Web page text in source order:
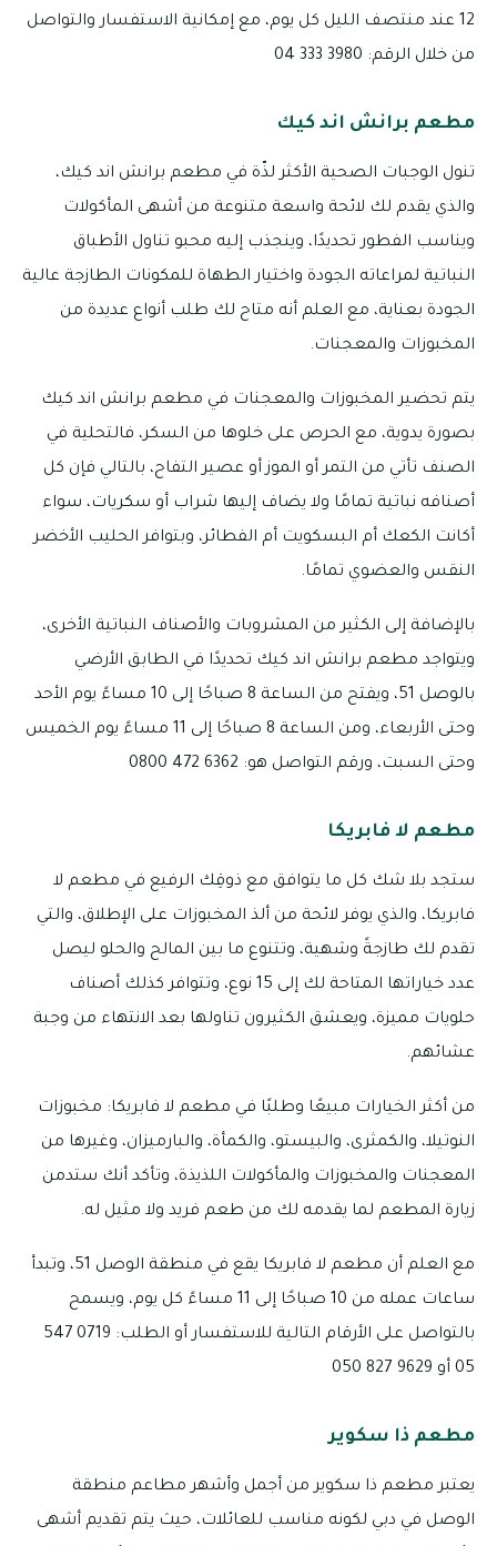
12 عند منتصف الليل كل يوم، مع إمكانية الاستفسار والتواصل
من خلال الرقم: 3980 333 04
مطعم برانش اند كيك
تنول الوجبات الصحية الأكثر لذّة في مطعم برانش اند كيك،
والذي يقدم لك لائحة واسعة متنوعة من أشهى المأكولات
ويناسب الفطور تحديدًا، وينجذب إليه محبو تناول الأطباق
النباتية لمراعاته الجودة واختيار الطهاة للمكونات الطازجة عالية
الجودة بعناية، مع العلم أنه متاح لك طلب أنواع عديدة من
المخبوزات والمعجنات.
يتم تحضير المخبوزات والمعجنات في مطعم برانش اند كيك
بصورة يدوية، مع الحرص على خلوها من السكر، فالتحلية في
الصنف تأتي من التمر أو الموز أو عصير التفاح، بالتالي فإن كل
أصنافه نباتية تمامًا ولا يضاف إليها شراب أو سكريات، سواء
أكانت الكعك أم البسكويت أم الفطائر، وبتوافر الحليب الأخضر
النقس والعضوي تمامًا.
بالإضافة إلى الكثير من المشروبات والأصناف النباتية الأخرى،
ويتواجد مطعم برانش اند كيك تحديدًا في الطابق الأرضي
بالوصل 51، ويفتح من الساعة 8 صباحًا إلى 10 مساءً يوم الأحد
وحتى الأربعاء، ومن الساعة 8 صباحًا إلى 11 مساءً يوم الخميس
وحتى السبت، ورقم التواصل هو: 6362 472 0800
مطعم لا فابريكا
ستجد بلا شك كل ما يتوافق مع ذوقِك الرفيع في مطعم لا
فابريكا، والذي يوفر لائحة من ألذ المخبوزات على الإطلاق، والتي
تقدم لك طازجةً وشهية، وتتنوع ما بين المالح والحلو ليصل
عدد خياراتها المتاحة لك إلى 15 نوع، وتتوافر كذلك أصناف
حلويات مميزة، ويعشق الكثيرون تناولها بعد الانتهاء من وجبة
عشائهم.
من أكثر الخيارات مبيعًا وطلبًا في مطعم لا فابريكا: مخبوزات
النوتيلا، والكمثرى، والبيستو، والكمأة، والبارميزان، وغيرها من
المعجنات والمخبوزات والمأكولات اللذيذة، وتأكد أنك ستدمن
زيارة المطعم لما يقدمه لك من طعم فريد ولا مثيل له.
مع العلم أن مطعم لا فابريكا يقع في منطقة الوصل 51، وتبدأ
ساعات عمله من 10 صباحًا إلى 11 مساءً كل يوم، ويسمح
بالتواصل على الأرقام التالية للاستفسار أو الطلب: 0719 547
05 أو 9629 827 050
مطعم ذا سكوير
يعتبر مطعم ذا سكوير من أجمل وأشهر مطاعم منطقة
الوصل في دبي لكونه مناسب للعائلات، حيث يتم تقديم أشهى